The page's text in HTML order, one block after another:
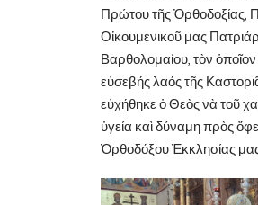
Πρώτου τῆς Ὀρθοδοξίας,
Οἰκουμενικοῦ μας
Βαρθολομαίου, τὸν
εὐσεβής λαός τῆς
εὐχήθηκε ὁ Θεὸς νὰ τοῦ
ὑγεία καὶ δύναμη πρὸς
Ὀρθοδόξου Ἐκκλησίας